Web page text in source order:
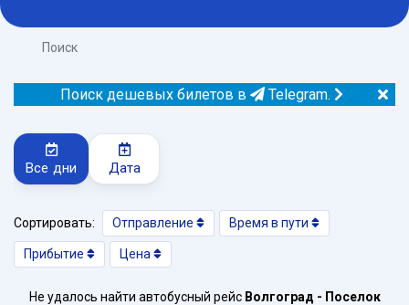
Поиск
Поиск дешевых билетов в Telegram.
Все дни Дата
Сортировать: Отправление Время в пути
Прибытие Цена
Не удалось найти автобусный рейс Волгоград - Поселок